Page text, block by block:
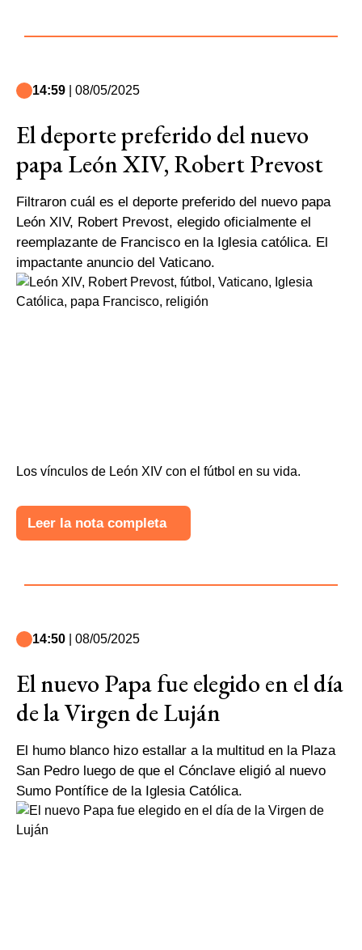
14:59 | 08/05/2025
El deporte preferido del nuevo
papa León XIV, Robert Prevost
Filtraron cuál es el deporte preferido del nuevo papa
León XIV, Robert Prevost, elegido oficialmente el
reemplazante de Francisco en la Iglesia católica. El
impactante anuncio del Vaticano.
Los vínculos de León XIV con el fútbol en su vida.
Leer la nota completa
14:50 | 08/05/2025
El nuevo Papa fue elegido en el día
de la Virgen de Luján
El humo blanco hizo estallar a la multitud en la Plaza
San Pedro luego de que el Cónclave eligió al nuevo
Sumo Pontífice de la Iglesia Católica.